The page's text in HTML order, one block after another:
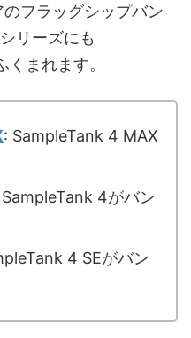
フラッグシップバン
リーズにも
まれます。
: SampleTank 4 MAX
4がバン
4 SEがバン